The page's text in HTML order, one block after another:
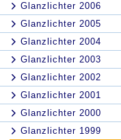
Glanzlichter 2006
Glanzlichter 2005
Glanzlichter 2004
Glanzlichter 2003
Glanzlichter 2002
Glanzlichter 2001
Glanzlichter 2000
Glanzlichter 1999